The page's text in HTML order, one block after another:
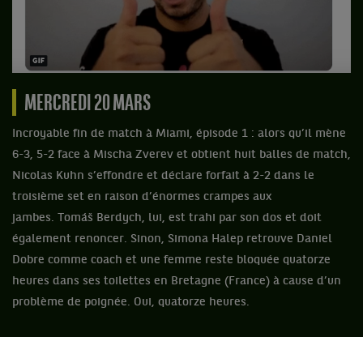
MERCREDI 20 MARS
Incroyable fin de match à Miami, épisode 1 : alors qu’il mène
6-3, 5-2 face à Mischa Zverev et obtient huit balles de match,
Nicolas Kuhn s’effondre et déclare forfait à 2-2 dans le
troisième set en raison d’énormes crampes aux
jambes. Tomáš Berdych, lui, est trahi par son dos et doit
également renoncer. Sinon, Simona Halep retrouve Daniel
Dobre comme coach et une femme reste bloquée quatorze
heures dans ses toilettes en Bretagne (France) à cause d’un
problème de poignée. Oui, quatorze heures.